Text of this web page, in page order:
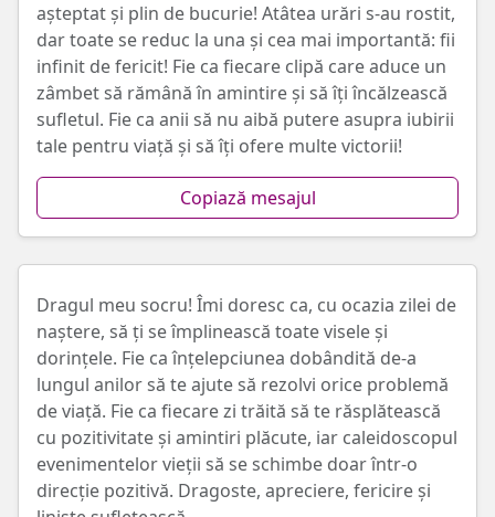
așteptat și plin de bucurie! Atâtea urări s-au rostit,
dar toate se reduc la una și cea mai importantă: fii
infinit de fericit! Fie ca fiecare clipă care aduce un
zâmbet să rămână în amintire și să îți încălzească
sufletul. Fie ca anii să nu aibă putere asupra iubirii
tale pentru viață și să îți ofere multe victorii!
Copiază mesajul
Dragul meu socru! Îmi doresc ca, cu ocazia zilei de
naștere, să ți se împlinească toate visele și
dorințele. Fie ca înțelepciunea dobândită de-a
lungul anilor să te ajute să rezolvi orice problemă
de viață. Fie ca fiecare zi trăită să te răsplătească
cu pozitivitate și amintiri plăcute, iar caleidoscopul
evenimentelor vieții să se schimbe doar într-o
direcție pozitivă. Dragoste, apreciere, fericire și